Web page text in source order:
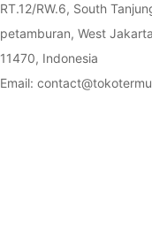
RT.12/RW.6, South
petamburan, West
11470, Indonesia
Email: